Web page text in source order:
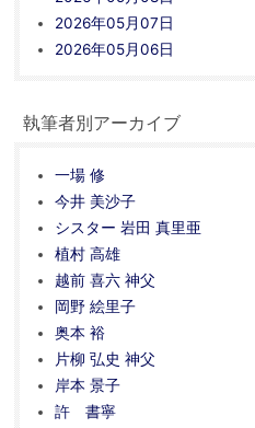
2026年05月07日
2026年05月06日
執筆者別アーカイブ
一場 修
今井 美沙子
シスター 岩田 真里亜
植村 高雄
越前 喜六 神父
岡野 絵里子
奥本 裕
片柳 弘史 神父
岸本 景子
許 書寧